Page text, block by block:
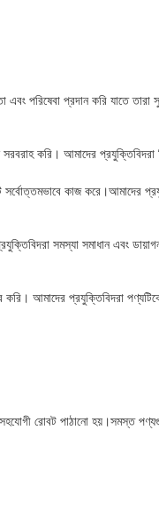
পরিষেবা প্রদান করি যাতে তারা
করি। আমাদের প্রযুক্তিবিদরা
সর্বোত্তমভাবে কাজ করে।আমাদের
সমস্যা সমাধান এবং
আমাদের প্রযুক্তিবিদরা
সহযোগী রোবট পাঠানো হয়।সমস্ত